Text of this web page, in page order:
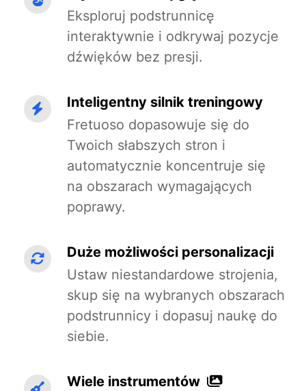
Eksploruj podstrunnicę
interaktywnie i odkrywaj pozycje
dźwięków bez presji.
Inteligentny silnik treningowy
Fretuoso dopasowuje się do
Twoich słabszych stron i
automatycznie koncentruje się
na obszarach wymagających
poprawy.
Duże możliwości personalizacji
Ustaw niestandardowe strojenia,
skup się na wybranych obszarach
podstrunnicy i dopasuj naukę do
siebie.
Wiele instrumentów